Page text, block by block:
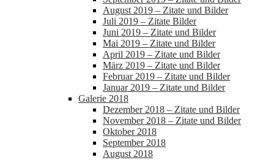
August 2019 – Zitate und Bilder
Juli 2019 – Zitate Bilder
Juni 2019 – Zitate und Bilder
Mai 2019 – Zitate und Bilder
April 2019 – Zitate und Bilder
März 2019 – Zitate und Bilder
Februar 2019 – Zitate und Bilder
Januar 2019 – Zitate und Bilder
Galerie 2018
Dezember 2018 – Zitate und Bilder
November 2018 – Zitate und Bilder
Oktober 2018
September 2018
August 2018